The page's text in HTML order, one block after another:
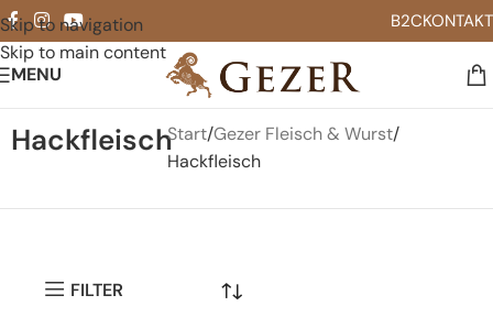
Skip to navigation
Skip to main content
B2CKONTAKT
MENU
HackfleischStart Gezer Fleisch & Wurst
Hackfleisch
FILTER